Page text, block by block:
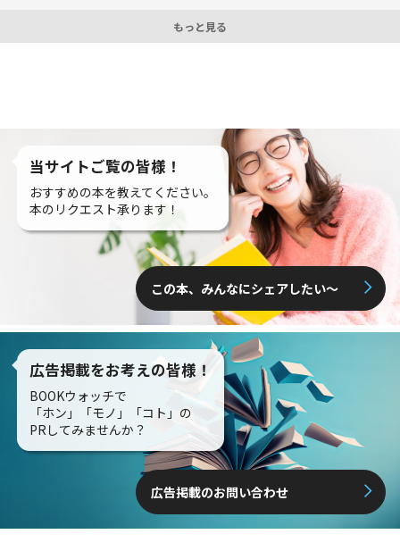
もっと見る
当サイトご覧の皆様！
おすすめの本を教えてください。
本のリクエスト承ります！
この本、みんなにシェアしたい〜
広告掲載をお考えの皆様！
BOOKウォッチで
「ホン」「モノ」「コト」の
PRしてみませんか？
広告掲載のお問い合わせ